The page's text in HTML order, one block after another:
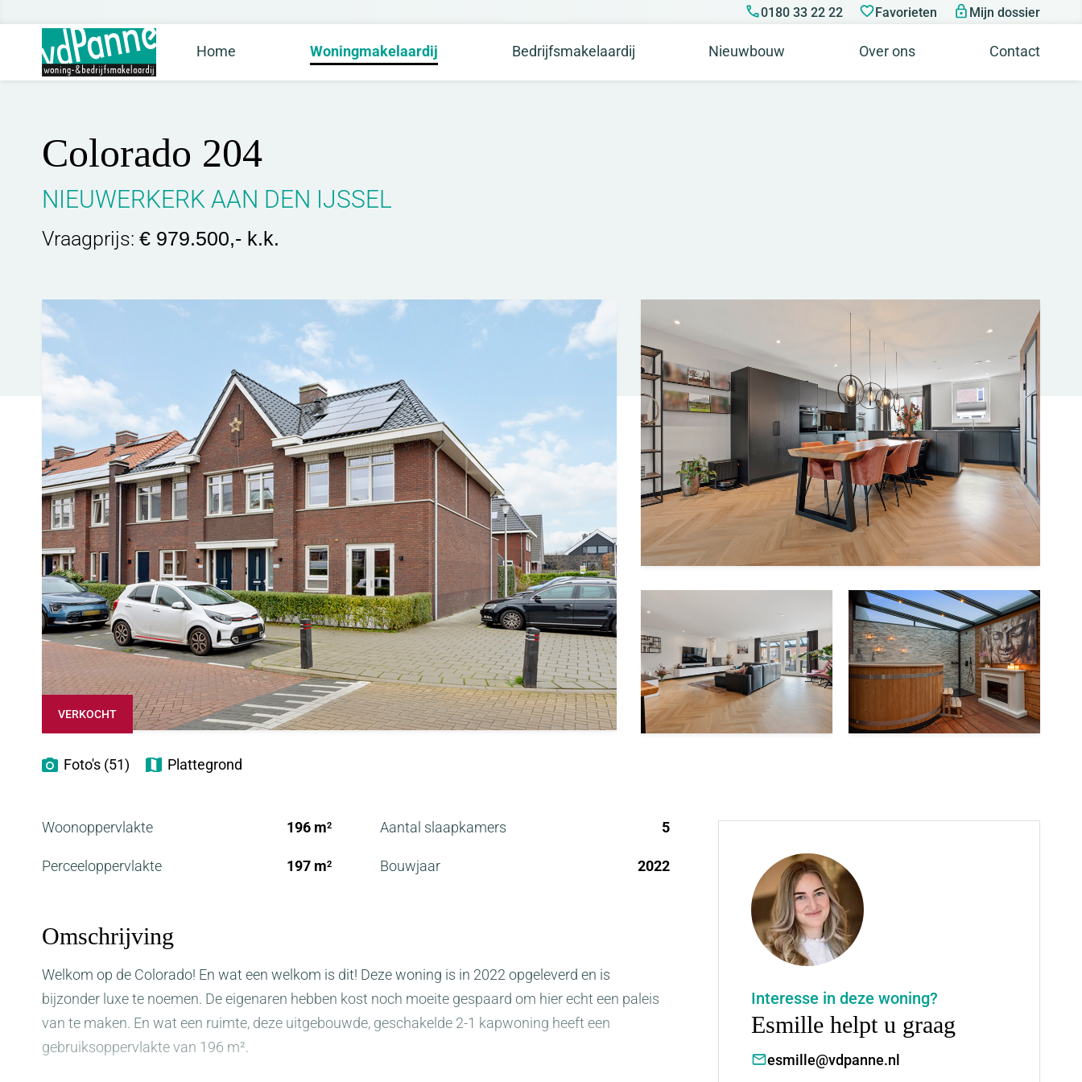
0180 33 22 22 Favorieten Mijn dossier
Home Woningmakelaardij Bedrijfsmakelaardij Nieuwbouw Over ons Contact
Colorado 204
NIEUWERKERK AAN DEN IJSSEL
Vraagprijs: € 979.500,- k.k.
VERKOCHT
Foto's (51) Plattegrond
Woonoppervlakte 196 m2
Perceeloppervlakte 197 m2
Aantal slaapkamers 5
Bouwjaar 2022
Omschrijving
Welkom op de Colorado! En wat een welkom is dit! Deze woning is in 2022 opgeleverd en is
bijzonder luxe te noemen. De eigenaren hebben kost noch moeite gespaard om hier echt een paleis
van te maken. En wat een ruimte, deze uitgebouwde, geschakelde 2-1 kapwoning heeft een
gebruiksoppervlakte van 196 m².
Interesse in deze woning?
Esmille helpt u graag
esmille@vdpanne.nl